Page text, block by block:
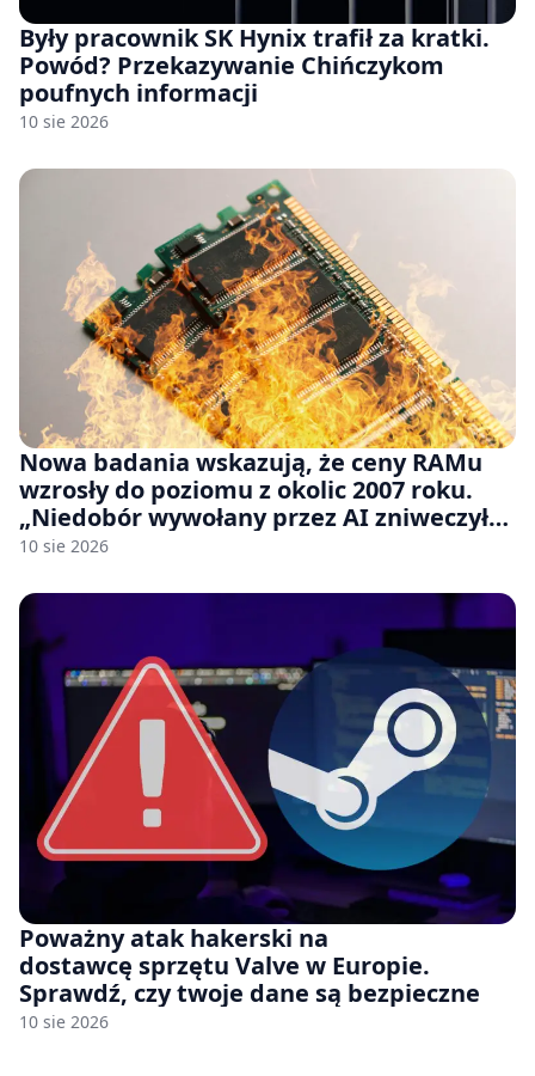
Były pracownik SK Hynix trafił za kratki.
Powód? Przekazywanie Chińczykom
poufnych informacji
10 sie 2026
Nowa badania wskazują, że ceny RAMu
wzrosły do poziomu z okolic 2007 roku.
„Niedobór wywołany przez AI zniweczył
20 lat postępów w ciągu zaledwie kilku
10 sie 2026
Poważny atak hakerski na
dostawcę sprzętu Valve w Europie.
Sprawdź, czy twoje dane są bezpieczne
10 sie 2026